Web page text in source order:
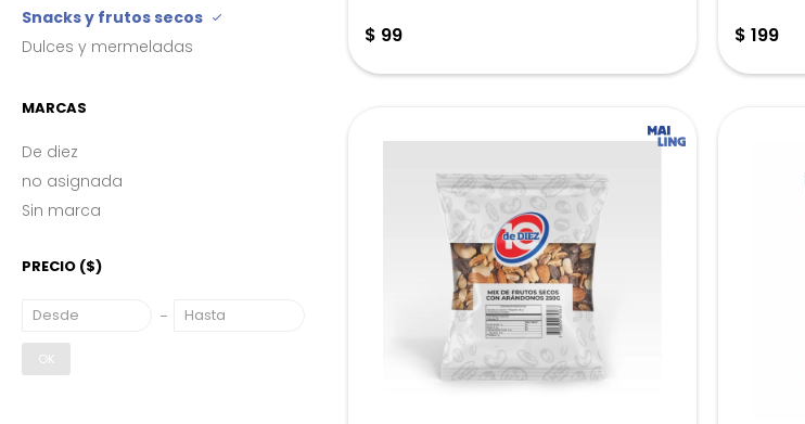
$ 99 $ 199
Snacks y frutos secos
Dulces y mermeladas
MARCAS
De diez
no asignada
Sin marca
PRECIO ($)
OK